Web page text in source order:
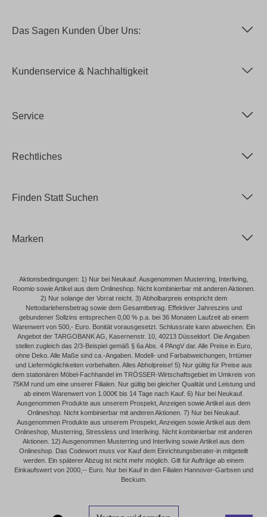
Das Sagen Kunden Über Uns:
Kundenservice & Nachhaltigkeit
Service
Rechtliches
Finden Statt Suchen
Marken
Aktionsbedingungen: 1) Nur bei Neukauf. Ausgenommen Musterring, Interliving,
Roomio sowie Artikel aus dem Onlineshop. Nicht kombinierbar mit anderen Aktionen.
2) Nur solange der Vorrat reicht. 3) Abholbarpreis entspricht dem
Nettodarlehensbetrag sowie dem Gesamtbetrag. Effektiver Jahreszins und
gebundener Sollzins entsprechen 0,00 % p.a. bei 36 Monaten Laufzeit ab einem
Warenwert von 500,- Euro. Bonität vorausgesetzt. Schlussrate kann abweichen. Ein
Angebot der TARGOBANK AG, Kasernenstr. 10, 40213 Düsseldorf. Die Angaben
stellen zugleich das 2/3-Beispiel gemäß § 6a Abs. 4 PAngV dar. Alle Preise in Euro,
ohne Deko. Alle Maße sind ca.-Angaben. Modell- und Farbabweichungen, Irrtümer
und Liefermöglichkeiten vorbehalten. Alles Abholpreise! 5) Nur gültig für Preise aus
dem stationären Möbel-Fachhandel im TRÖSSER-Wirtschaftsgebiet im Umkreis von
75KM rund um eine unserer Filialen. Nur gültig bei gleicher Qualität und Leistung und
ab einem Warenwert von 1.000€ bis 14 Tage nach Kauf. 6) Nur bei Neukauf.
Ausgenommen Produkte aus unserem Prospekt, Anzeigen sowie Artikel aus dem
Onlineshop. Nicht kombinierbar mit anderen Aktionen. 7) Nur bei Neukauf.
Ausgenommen Produkte aus unserem Prospekt, Anzeigen sowie Artikel aus dem
Onlineshop, Musterring, Stressless und Interliving. Nicht kombinierbar mit anderen
Aktionen. 12) Ausgenommen Musterring und Interliving sowie Artikel aus dem
Onlineshop. Das Codewort muss vor Kauf dem Einrichtungsberater-in mitgeteilt
werden. Ein späterer Abzug ist nicht mehr möglich. Gilt für Aufträge ab einem
Einkaufswert von 2000,-- Euro. Nur bei Kauf in den Filialen Hannover-Garbsen und
Beckum.